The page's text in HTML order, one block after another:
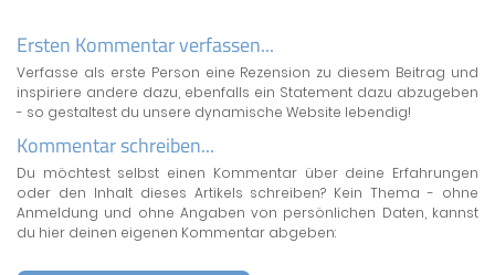
Ersten Kommentar verfassen...
Verfasse als erste Person eine Rezension zu diesem Beitrag und
inspiriere andere dazu, ebenfalls ein Statement dazu abzugeben
- so gestaltest du unsere dynamische Website lebendig!
Kommentar schreiben...
Du möchtest selbst einen Kommentar über deine Erfahrungen
oder den Inhalt dieses Artikels schreiben? Kein Thema - ohne
Anmeldung und ohne Angaben von persönlichen Daten, kannst
du hier deinen eigenen Kommentar abgeben: